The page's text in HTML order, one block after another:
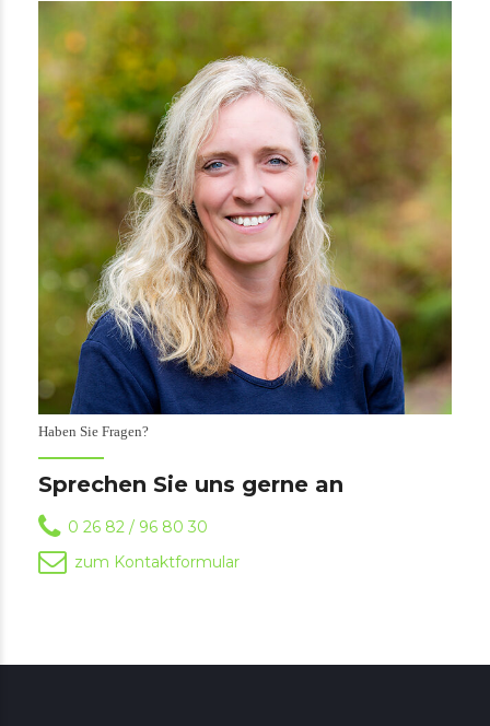
Haben Sie Fragen?
Sprechen Sie uns gerne an
0 26 82 / 96 80 30
zum Kontaktformular